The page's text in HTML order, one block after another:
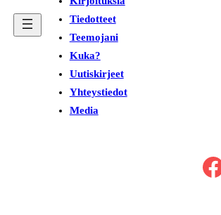
Tiedotteet
Teemojani
Kuka?
Uutiskirjeet
Yhteystiedot
Media
Facebook